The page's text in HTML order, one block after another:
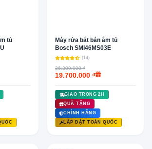
tủ
Máy rửa bát bán âm tủ
Bosch SMI46MS03E
(14)
36.200.000 ₫
19.700.000 ₫
GIAO TRONG 2H
QUÀ TẶNG
CHÍNH HÃNG
LẮP ĐẶT TOÀN QUỐC